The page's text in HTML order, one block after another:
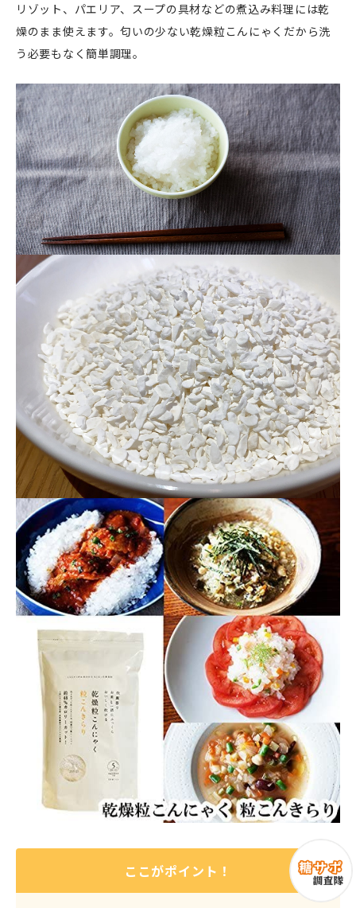
リゾット、パエリア、スープの具材などの煮込み料理には乾
燥のまま使えます。匂いの少ない乾燥粒こんにゃくだから洗
う必要もなく簡単調理。
ここがポイント！